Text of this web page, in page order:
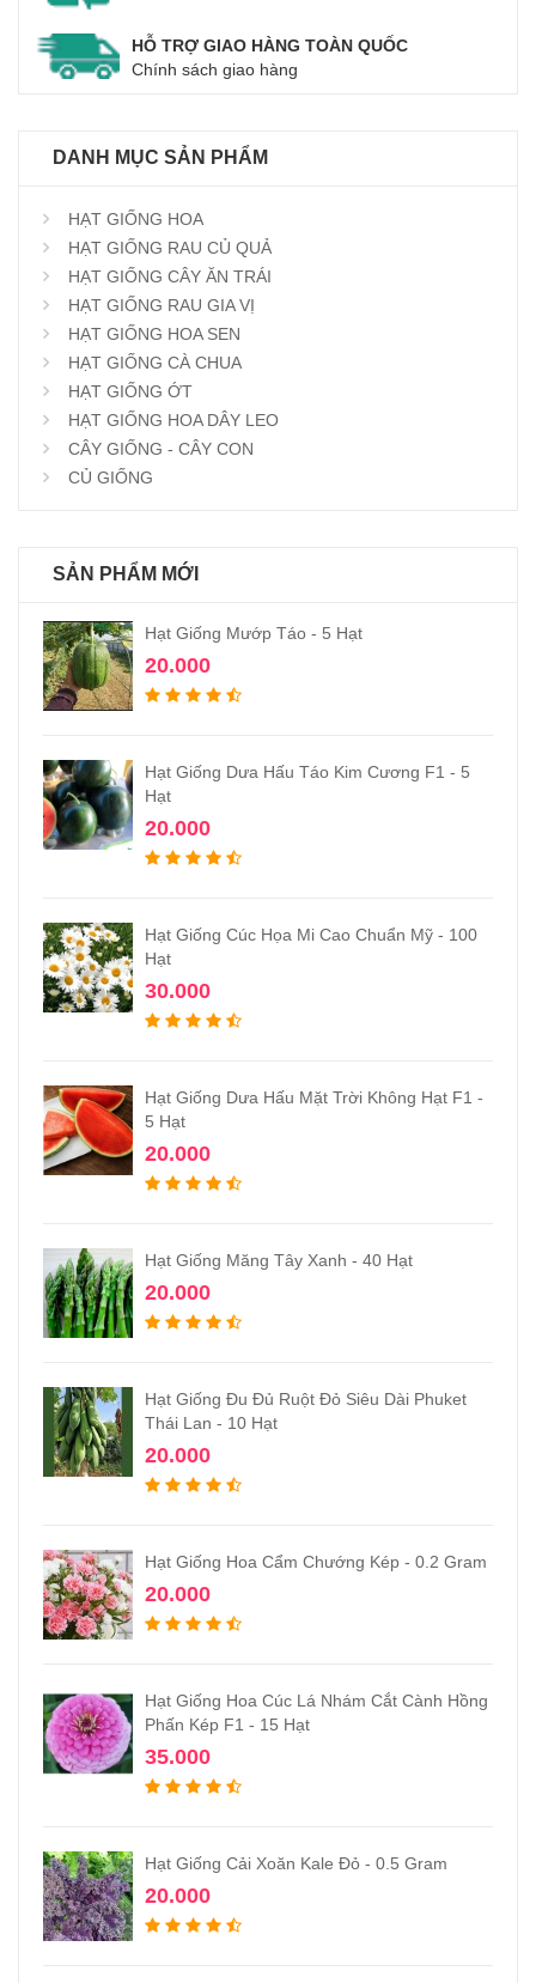
HỖ TRỢ GIAO HÀNG TOÀN QUỐC
Chính sách giao hàng
DANH MỤC SẢN PHẨM
HẠT GIỐNG HOA
HẠT GIỐNG RAU CỦ QUẢ
HẠT GIỐNG CÂY ĂN TRÁI
HẠT GIỐNG RAU GIA VỊ
HẠT GIỐNG HOA SEN
HẠT GIỐNG CÀ CHUA
HẠT GIỐNG ỚT
HẠT GIỐNG HOA DÂY LEO
CÂY GIỐNG - CÂY CON
CỦ GIỐNG
SẢN PHẨM MỚI
Hạt Giống Mướp Táo - 5 Hạt
20.000
Hạt Giống Dưa Hấu Táo Kim Cương F1 - 5
Hạt
20.000
Hạt Giống Cúc Họa Mi Cao Chuẩn Mỹ - 100
Hạt
30.000
Hạt Giống Dưa Hấu Mặt Trời Không Hạt F1 -
5 Hạt
20.000
Hạt Giống Măng Tây Xanh - 40 Hạt
20.000
Hạt Giống Đu Đủ Ruột Đỏ Siêu Dài Phuket
Thái Lan - 10 Hạt
20.000
Hạt Giống Hoa Cẩm Chướng Kép - 0.2 Gram
20.000
Hạt Giống Hoa Cúc Lá Nhám Cắt Cành Hồng
Phấn Kép F1 - 15 Hạt
35.000
Hạt Giống Cải Xoăn Kale Đỏ - 0.5 Gram
20.000